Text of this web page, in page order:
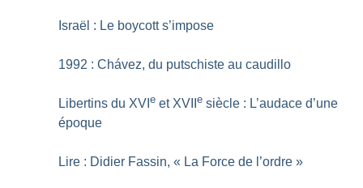
Israël : Le boycott s’impose
1992 : Chávez, du putschiste au caudillo
Libertins du XVIe et XVIIe siècle : L’audace d’une
époque
Lire : Didier Fassin, « La Force de l’ordre »